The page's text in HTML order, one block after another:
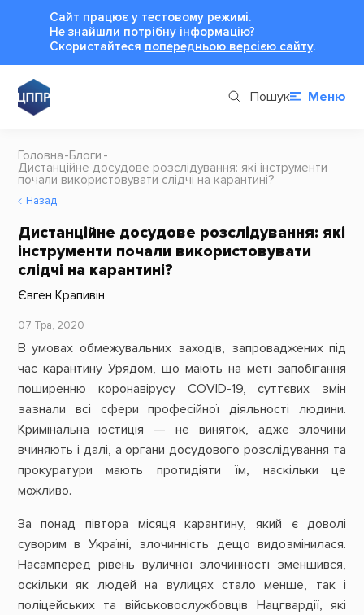
Сайт працює у тестовому режимі.
Не знайшли потрібну інформацію?
Cкористайтеся попередньою версією сайту.
Пошук Меню
Головна Блоги
Дистанційне досудове розслідування: які інструменти
почали використовувати слідчі на карантині?
Назад
Дистанційне досудове розслідування: які
інструменти почали використовувати
слідчі на карантині?
Євген Крапивін
07 Тра, 2020
В умовах обмежувальних заходів, запроваджених під
час карантину Урядом, що мають на меті запобігання
поширенню коронавірусу COVID-19, суттєвих змін
зазнали всі сфери професійної діяльності людини.
Кримінальна юстиція — не виняток, адже злочини
вчиняють і далі, а органи досудового розслідування та
прокуратури мають протидіяти їм, наскільки це
можливо.
За понад півтора місяця карантину, який є доволі
суворим в Україні, злочинність дещо видозмінилася.
Насамперед рівень вуличної злочинності зменшився,
оскільки як людей на вулицях стало менше, так і
поліцейських та військовослужбовців Нацгвардії, які